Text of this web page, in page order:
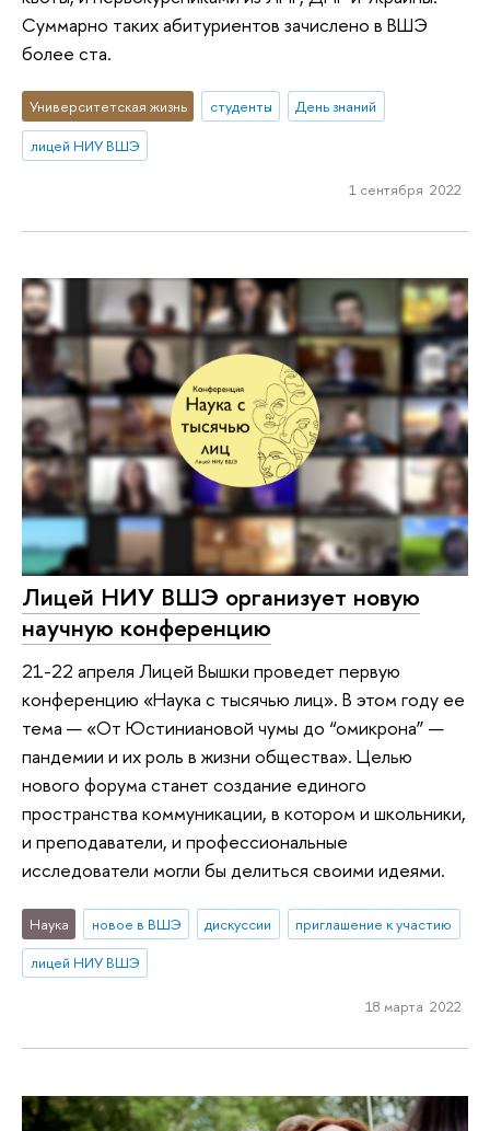
Суммарно таких абитуриентов зачислено в ВШЭ
более ста.
Университетская жизнь студенты
День знаний
лицей НИУ ВШЭ
1 сентября 2022
Лицей НИУ ВШЭ организует новую
научную конференцию
21-22 апреля Лицей Вышки проведет первую
конференцию «Наука с тысячью лиц». В этом году ее
тема — «От Юстиниановой чумы до “омикрона” —
пандемии и их роль в жизни общества». Целью
нового форума станет создание единого
пространства коммуникации, в котором и школьники,
и преподаватели, и профессиональные
исследователи могли бы делиться своими идеями.
Наука новое в ВШЭ дискуссии
приглашение к участию
лицей НИУ ВШЭ
18 марта 2022